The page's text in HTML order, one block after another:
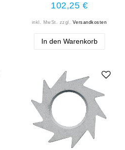
102,25 €
inkl. MwSt. zzgl. Versandkosten
In den Warenkorb